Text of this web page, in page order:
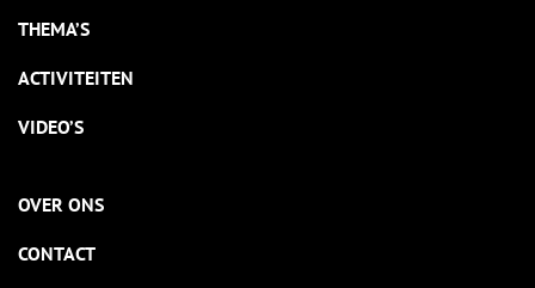
THEMA’S
ACTIVITEITEN
VIDEO’S
OVER ONS
CONTACT